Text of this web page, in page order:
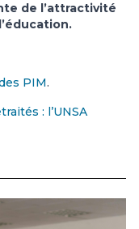
de l’attractivité
PIM.
: l’UNSA